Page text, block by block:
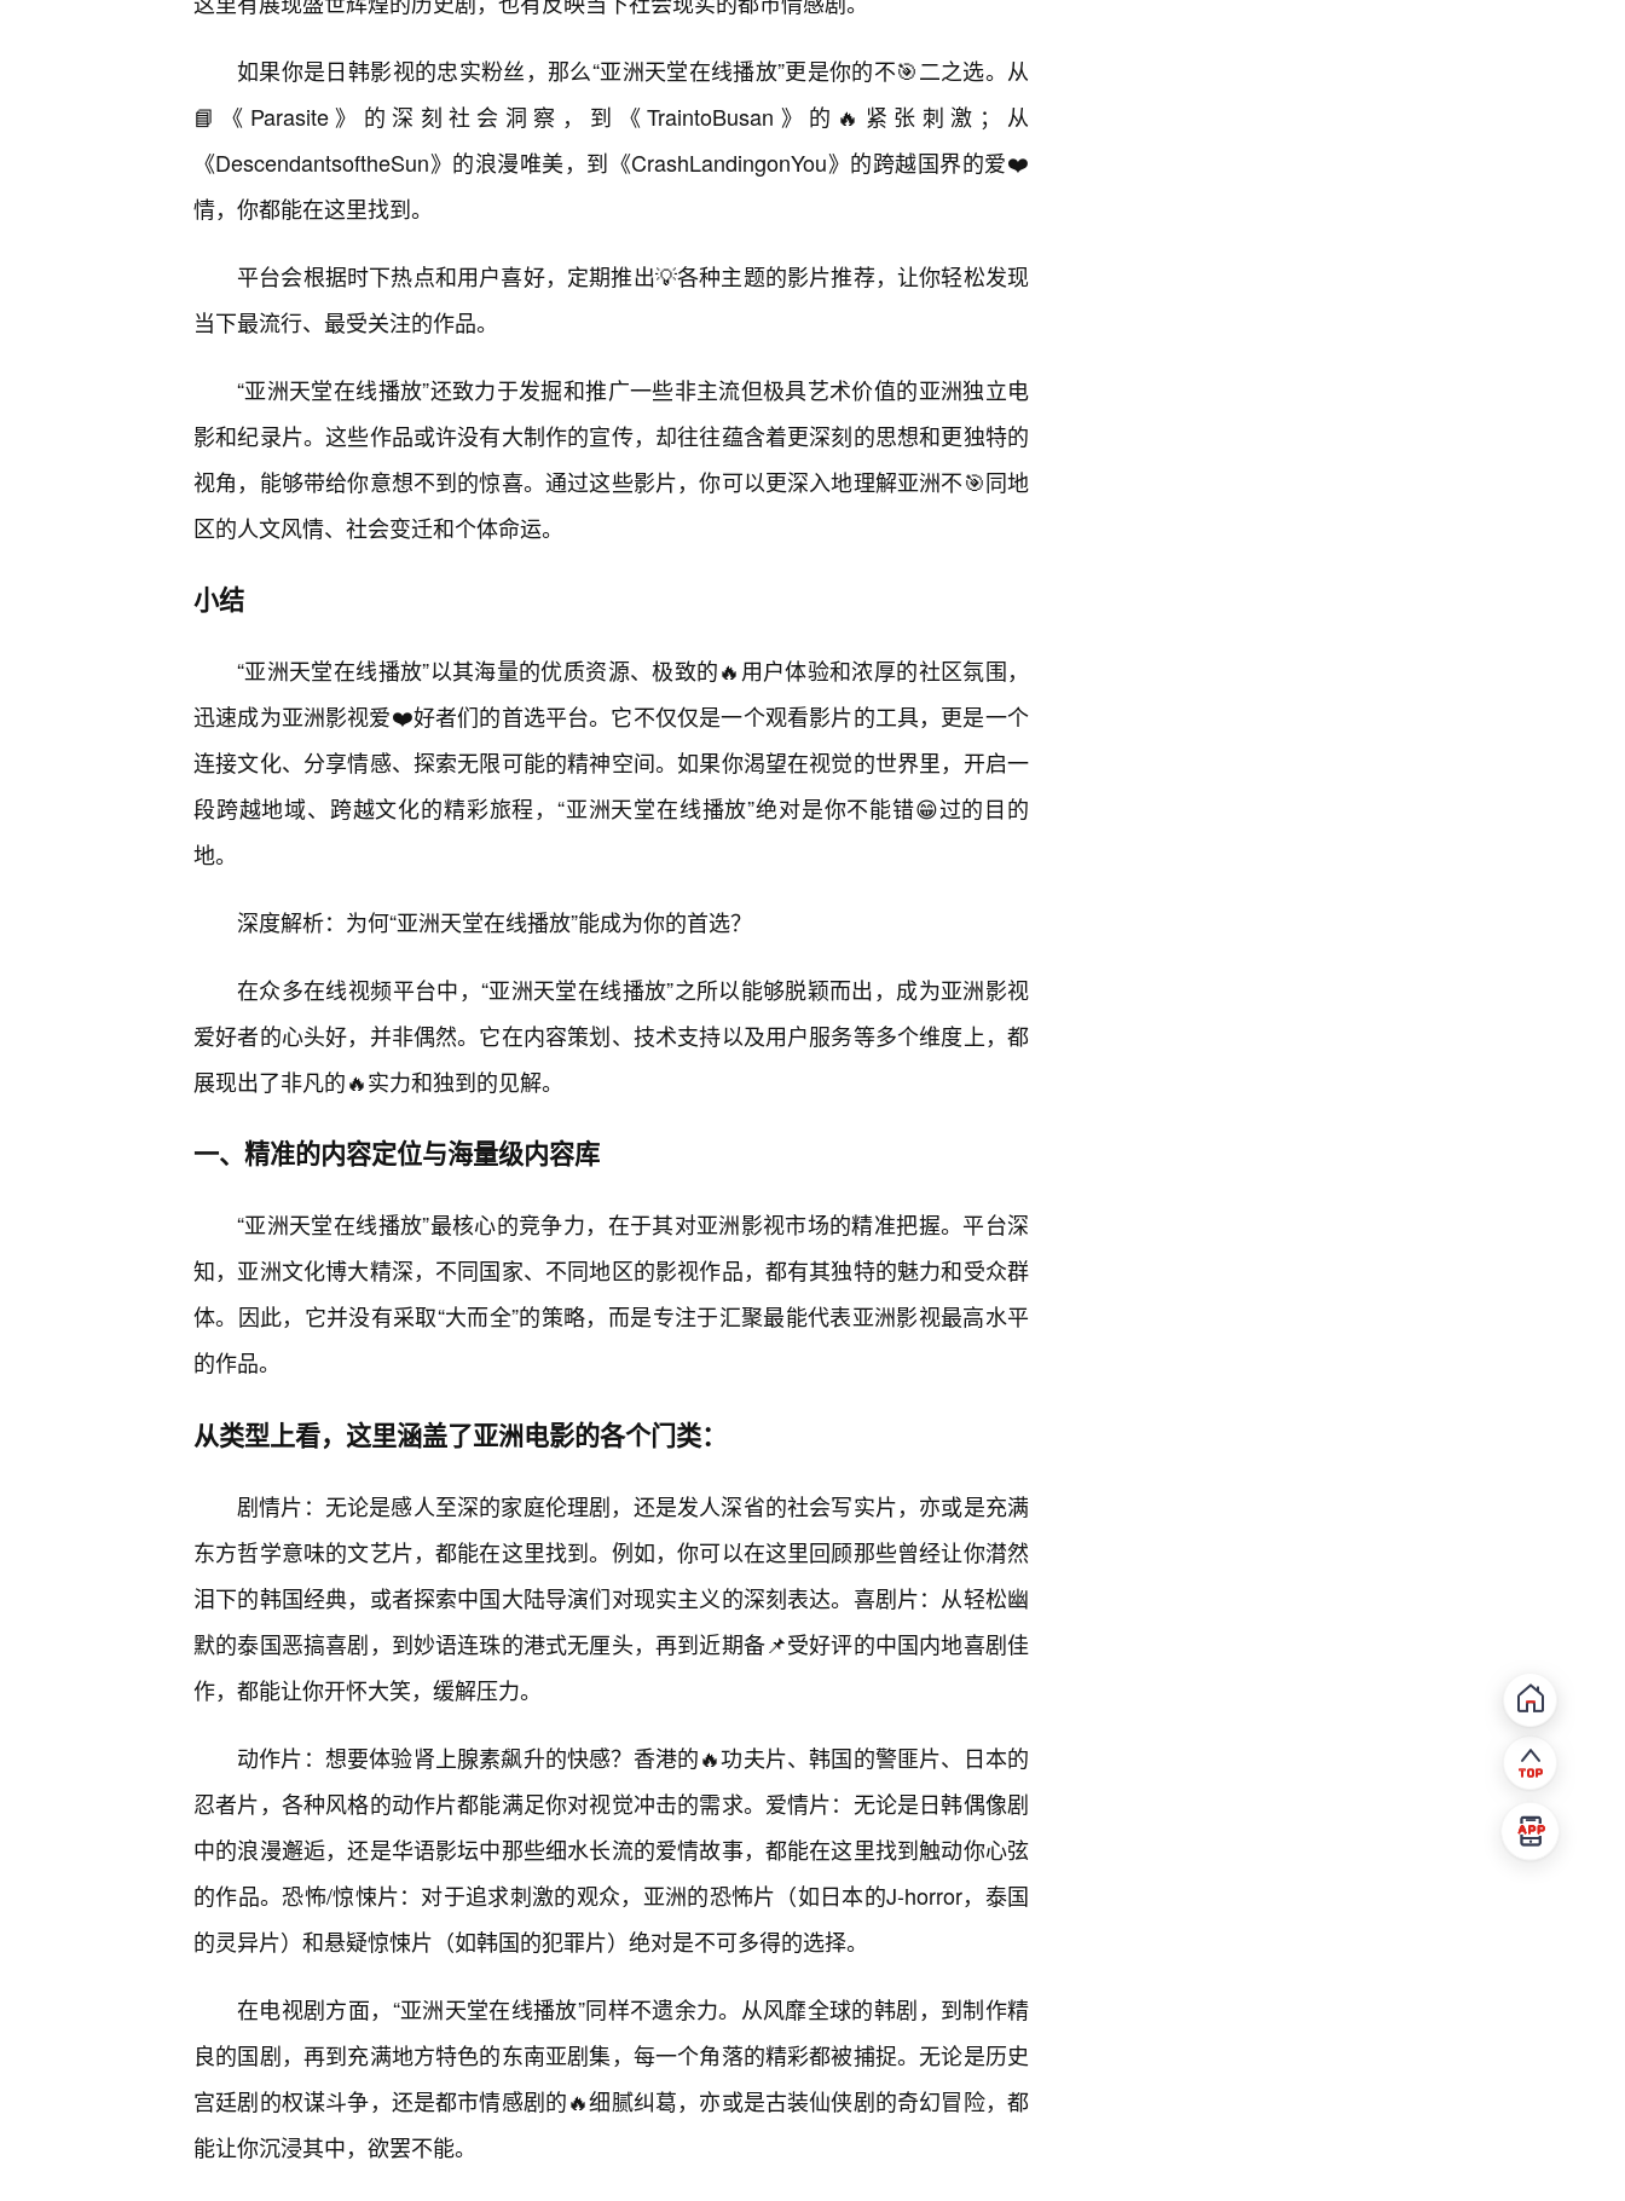
如果你是日韩影视的忠实粉丝，那么“亚洲天堂在线播放”更是你的不🎯二之选。从
📘《Parasite》的深刻社会洞察，到《TraintoBusan》的🔥紧张刺激；从
《DescendantsoftheSun》的浪漫唯美，到《CrashLandingonYou》的跨越国界的爱❤️
情，你都能在这里找到。
平台会根据时下热点和用户喜好，定期推出💡各种主题的影片推荐，让你轻松发现
当下最流行、最受关注的作品。
“亚洲天堂在线播放”还致力于发掘和推广一些非主流但极具艺术价值的亚洲独立电
影和纪录片。这些作品或许没有大制作的宣传，却往往蕴含着更深刻的思想和更独特的
视角，能够带给你意想不到的惊喜。通过这些影片，你可以更深入地理解亚洲不🎯同地
区的人文风情、社会变迁和个体命运。
小结
“亚洲天堂在线播放”以其海量的优质资源、极致的🔥用户体验和浓厚的社区氛围，
迅速成为亚洲影视爱❤️好者们的首选平台。它不仅仅是一个观看影片的工具，更是一个
连接文化、分享情感、探索无限可能的精神空间。如果你渴望在视觉的世界里，开启一
段跨越地域、跨越文化的精彩旅程，“亚洲天堂在线播放”绝对是你不能错😁过的目的
地。
深度解析：为何“亚洲天堂在线播放”能成为你的首选？
在众多在线视频平台中，“亚洲天堂在线播放”之所以能够脱颖而出，成为亚洲影视
爱好者的心头好，并非偶然。它在内容策划、技术支持以及用户服务等多个维度上，都
展现出了非凡的🔥实力和独到的见解。
一、精准的内容定位与海量级内容库
“亚洲天堂在线播放”最核心的竞争力，在于其对亚洲影视市场的精准把握。平台深
知，亚洲文化博大精深，不同国家、不同地区的影视作品，都有其独特的魅力和受众群
体。因此，它并没有采取“大而全”的策略，而是专注于汇聚最能代表亚洲影视最高水平
的作品。
从类型上看，这里涵盖了亚洲电影的各个门类：
剧情片：无论是感人至深的家庭伦理剧，还是发人深省的社会写实片，亦或是充满
东方哲学意味的文艺片，都能在这里找到。例如，你可以在这里回顾那些曾经让你潸然
泪下的韩国经典，或者探索中国大陆导演们对现实主义的深刻表达。喜剧片：从轻松幽
默的泰国恶搞喜剧，到妙语连珠的港式无厘头，再到近期备📌受好评的中国内地喜剧佳
作，都能让你开怀大笑，缓解压力。
动作片：想要体验肾上腺素飙升的快感？香港的🔥功夫片、韩国的警匪片、日本的
忍者片，各种风格的动作片都能满足你对视觉冲击的需求。爱情片：无论是日韩偶像剧
中的浪漫邂逅，还是华语影坛中那些细水长流的爱情故事，都能在这里找到触动你心弦
的作品。恐怖/惊悚片：对于追求刺激的观众，亚洲的恐怖片（如日本的J-horror，泰国
的灵异片）和悬疑惊悚片（如韩国的犯罪片）绝对是不可多得的选择。
在电视剧方面，“亚洲天堂在线播放”同样不遗余力。从风靡全球的韩剧，到制作精
良的国剧，再到充满地方特色的东南亚剧集，每一个角落的精彩都被捕捉。无论是历史
宫廷剧的权谋斗争，还是都市情感剧的🔥细腻纠葛，亦或是古装仙侠剧的奇幻冒险，都
能让你沉浸其中，欲罢不能。